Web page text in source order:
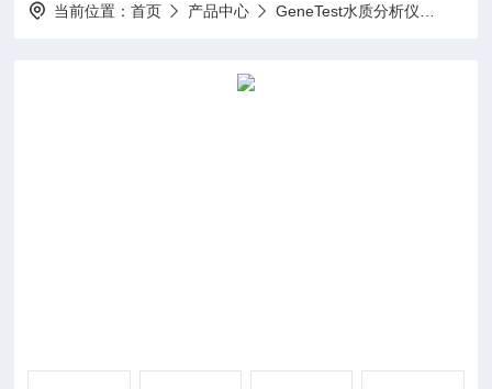
当前位置：首页 产品中心 GeneTest水质分析仪